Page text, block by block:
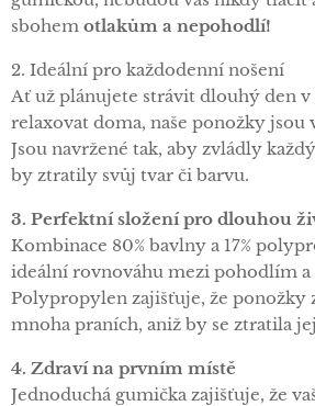
sbohem otlakům a nepohodlí!
2. Ideální pro každodenní nošení
Ať už plánujete strávit dlouhý den v
relaxovat doma, naše ponožky jsou
Jsou navržené tak, aby zvládly
by ztratily svůj tvar či barvu.
3. Perfektní složení pro dlouhou
Kombinace 80% bavlny a 17%
ideální rovnováhu mezi pohodlím
Polypropylen zajišťuje, že ponožky
mnoha praních, aniž by se ztratila
4. Zdraví na prvním místě
Jednoduchá gumička zajišťuje, že